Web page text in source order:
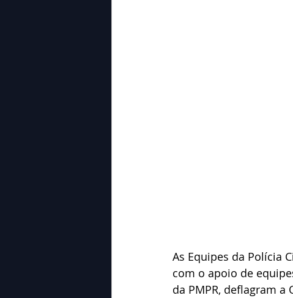
As Equipes da Polícia
com o apoio de
da PMPR, deflagram